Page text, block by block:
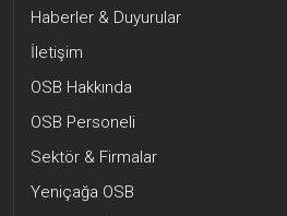
Haberler & Duyurular
İletişim
OSB Hakkında
OSB Personeli
Sektör & Firmalar
Yeniçağa OSB